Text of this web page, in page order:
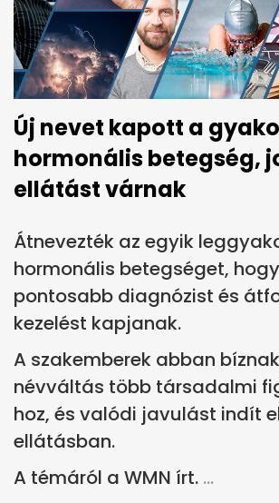
Új nevet kapott a
hormonális betegség,
ellátást várnak
Átnevezték az egyik
hormonális betegséget,
pontosabb diagnózist és
kezelést kapjanak.
A szakemberek abban
névváltás több társadalmi
hoz, és valódi javulást indít
ellátásban.
A témáról a WMN írt.